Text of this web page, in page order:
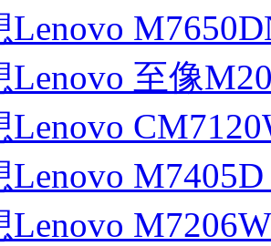
Lenovo
Lenovo 至像
Lenovo
Lenovo
Lenovo